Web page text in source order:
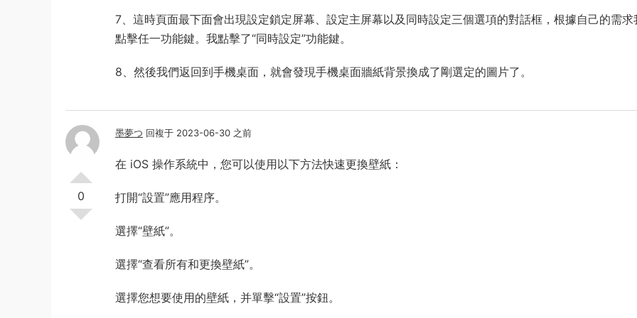
7、這時頁面最下面會出現設定鎖定屏幕、設定主屏幕以及同時設定三個選項的對話框，根據自己的需求
點擊任一功能鍵。我點擊了“同時設定”功能鍵。
8、然後我們返回到手機桌面，就會發現手機桌面牆紙背景換成了剛選定的圖片了。
0
墨夢つ 回複于 2023-06-30 之前
在 iOS 操作系統中，您可以使用以下方法快速更換壁紙：
打開“設置”應用程序。
選擇“壁紙”。
選擇“查看所有和更換壁紙”。
選擇您想要使用的壁紙，并單擊“設置”按鈕。